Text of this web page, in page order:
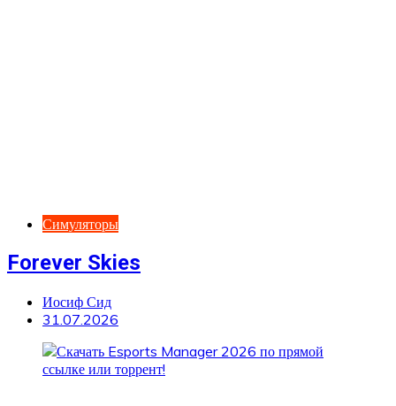
Симуляторы
Forever Skies
Иосиф Сид
31.07.2026